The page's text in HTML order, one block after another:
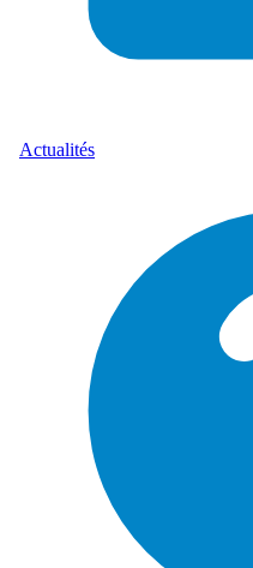
Actualités